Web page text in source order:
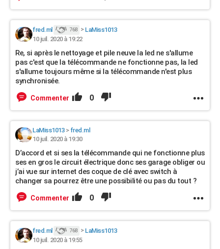
fred.ml 768 > LaMiss1013
10 juil. 2020 à 19:22
Re, si après le nettoyage et pile neuve la led ne s'allume
pas c'est que la télécommande ne fonctionne pas, la led
s'allume toujours même si la télécommande n'est plus
synchronisée.
Commenter 0
LaMiss1013> fred.ml
10 juil. 2020 à 19:30
D’accord et si ses la télécommande qui ne fonctionne plus
ses en gros le circuit électrique donc ses garage obliger ou
j’ai vue sur internet des coque de clé avec switch à
changer sa pourrez être une possibilité ou pas du tout ?
Commenter 0
fred.ml 768 > LaMiss1013
10 juil. 2020 à 19:55